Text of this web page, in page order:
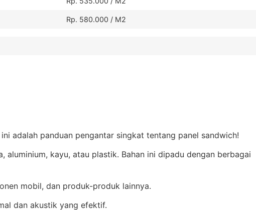
Rp. 580.000 / M2
adalah panduan pengantar singkat tentang panel sandwich!
kayu, atau plastik. Bahan ini dipadu dengan berbagai
mobil, dan produk-produk lainnya.
dan akustik yang efektif.